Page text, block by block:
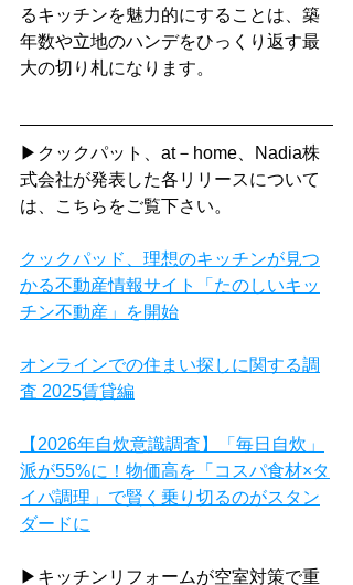
るキッチンを魅力的にすることは、築
年数や立地のハンデをひっくり返す最
大の切り札になります。
▶クックパット、at－home、Nadia株
式会社が発表した各リリースについて
は、こちらをご覧下さい。
クックパッド、理想のキッチンが見つ
かる不動産情報サイト「たのしいキッ
チン不動産」を開始
オンラインでの住まい探しに関する調
査 2025賃貸編
【2026年自炊意識調査】「毎日自炊」
派が55%に！物価高を「コスパ食材×タ
イパ調理」で賢く乗り切るのがスタン
ダードに
▶キッチンリフォームが空室対策で重